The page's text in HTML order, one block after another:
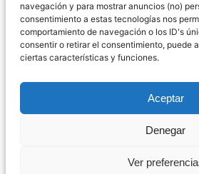
navegación y para mostrar anuncios (no)
consentimiento a estas tecnologías nos
comportamiento de navegación o los ID's
consentir o retirar el consentimiento, puede
ciertas características y funciones.
Aceptar
Denegar
Ver
Descargo de Responsabilidad
Declaración de Privacidad
WordPress
Página administrada por